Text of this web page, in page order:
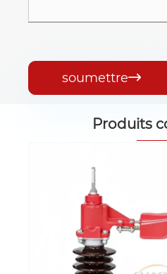
soumettre
Produits